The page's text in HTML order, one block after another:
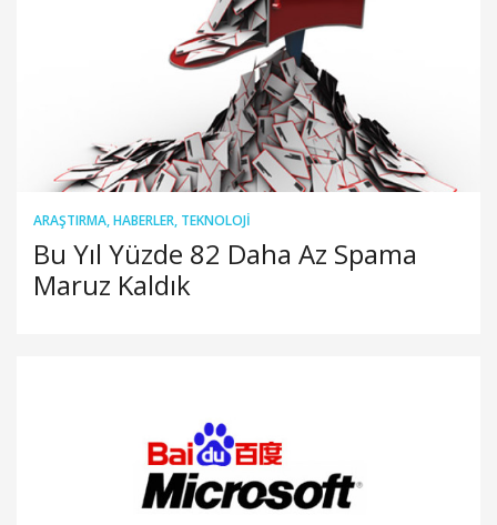
ARAŞTIRMA,HABERLER, TEKNOLOJI
Bu Yıl Yüzde 82 Daha Az Spama
Maruz Kaldık